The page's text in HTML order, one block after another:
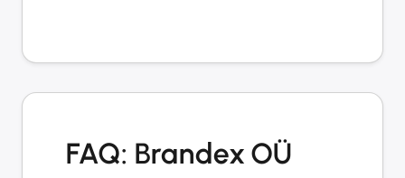
FAQ: Brandex OÜ